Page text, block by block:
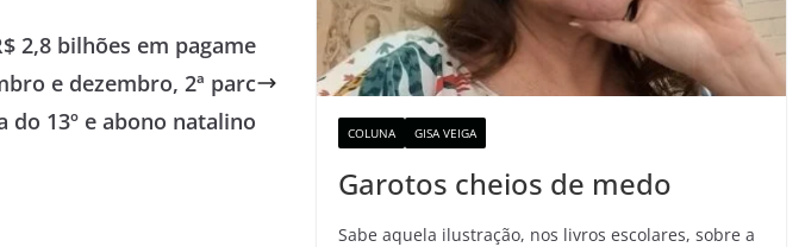
2,8 bilhões em pagame
e dezembro, 2ª parc
do 13º e abono natalino
COLUNA GISA VEIGA
Garotos cheios de medo
Sabe aquela ilustração, nos livros escolares, sobre a